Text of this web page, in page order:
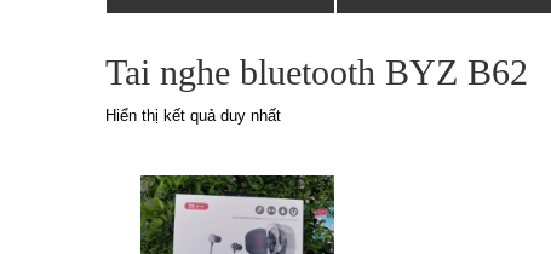
Tai nghe bluetooth BYZ B62
Hiển thị kết quả duy nhất